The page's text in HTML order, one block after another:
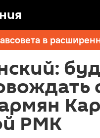
в
РМК